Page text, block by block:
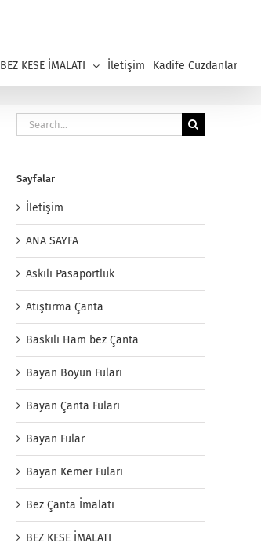
BEZ KESE İMALATI İletişim Kadife Cüzdanlar
Search
for:
Sayfalar
İletişim
ANA SAYFA
Askılı Pasaportluk
Atıştırma Çanta
Baskılı Ham bez Çanta
Bayan Boyun Fuları
Bayan Çanta Fuları
Bayan Fular
Bayan Kemer Fuları
Bez Çanta İmalatı
BEZ KESE İMALATI